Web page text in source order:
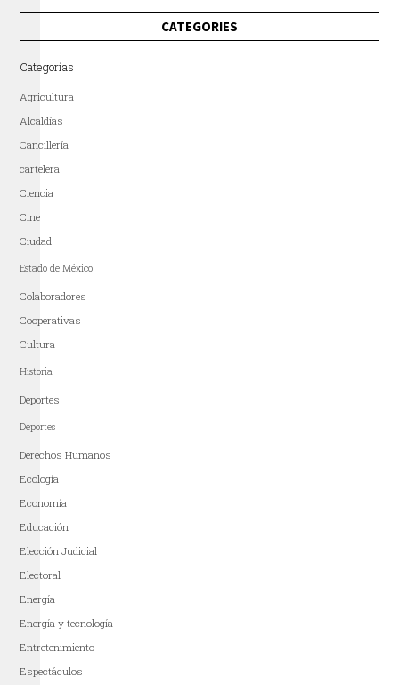
CATEGORIES
Categorías
Agricultura
Alcaldías
Cancillería
cartelera
Ciencia
Cine
Ciudad
Estado de México
Colaboradores
Cooperativas
Cultura
Historia
Deportes
Deportes
Derechos Humanos
Ecología
Economía
Educación
Elección Judicial
Electoral
Energía
Energía y tecnología
Entretenimiento
Espectáculos